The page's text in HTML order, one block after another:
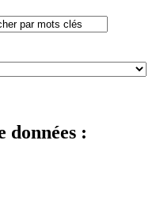
données :